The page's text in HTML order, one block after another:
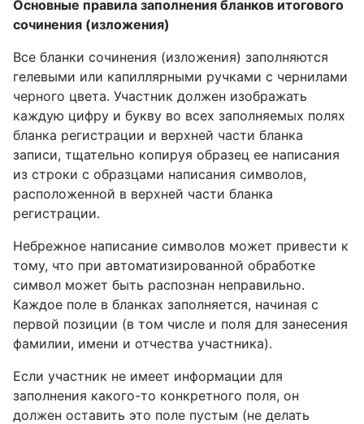
Основные правила заполнения бланков итогового
сочинения (изложения)
Все бланки сочинения (изложения) заполняются
гелевыми или капиллярными ручками с чернилами
черного цвета. Участник должен изображать
каждую цифру и букву во всех заполняемых полях
бланка регистрации и верхней части бланка
записи, тщательно копируя образец ее написания
из строки с образцами написания символов,
расположенной в верхней части бланка
регистрации.
Небрежное написание символов может привести к
тому, что при автоматизированной обработке
символ может быть распознан неправильно.
Каждое поле в бланках заполняется, начиная с
первой позиции (в том числе и поля для занесения
фамилии, имени и отчества участника).
Если участник не имеет информации для
заполнения какого-то конкретного поля, он
должен оставить это поле пустым (не делать